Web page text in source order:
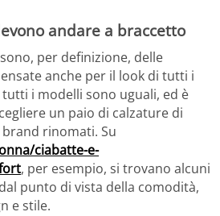
andare a braccetto
per definizione, delle
anche per il look di tutti i
i modelli sono uguali, ed è
un paio di calzature di
rinomati. Su
ciabatte-e-
, per esempio, si trovano alcuni
punto di vista della comodità,
e stile.